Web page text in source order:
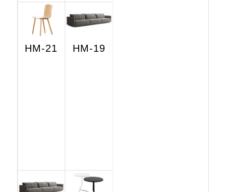
HM-21 HM-19